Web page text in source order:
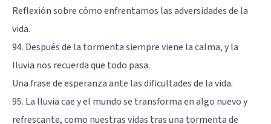
Reflexión sobre cómo enfrentamos las adversidades de la
vida.
94. Después de la tormenta siempre viene la calma, y la
lluvia nos recuerda que todo pasa.
Una frase de esperanza ante las dificultades de la vida.
95. La lluvia cae y el mundo se transforma en algo nuevo y
refrescante, como nuestras vidas tras una tormenta de